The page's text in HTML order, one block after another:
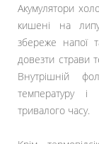
Акумулятори
кишені на
збереже напої
довезти страви
Внутрішній
температуру і
тривалого часу.